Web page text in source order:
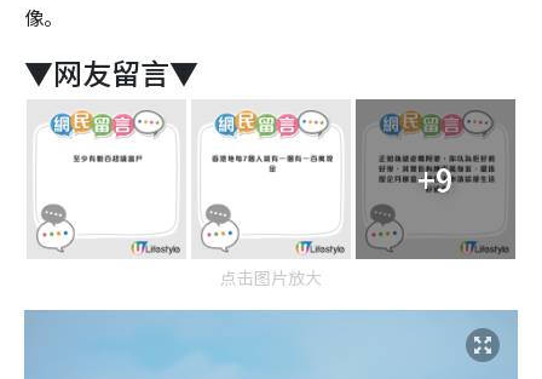
像。
▼网友留言▼
+9
点击图片放大